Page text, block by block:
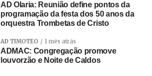
AD Olaria: Reunião define pontos da
programação da festa dos 50 anos da
orquestra Trombetas de Cristo
AD TIMÓTEO 1 mês atrás
ADMAC: Congregação promove
louvorzão e Noite de Caldos